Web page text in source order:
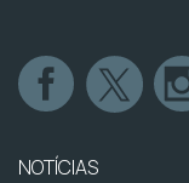
NOTÍCIAS